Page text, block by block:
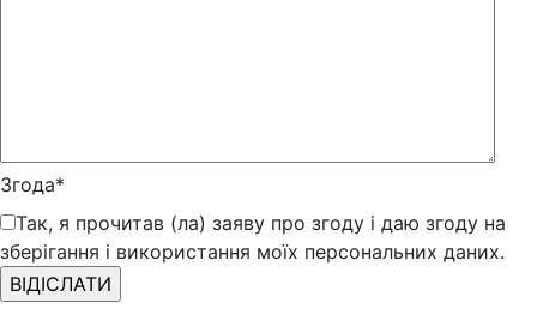
Згода*
Так, я прочитав (ла) заяву про згоду і даю згоду на
зберігання і використання моїх персональних даних.